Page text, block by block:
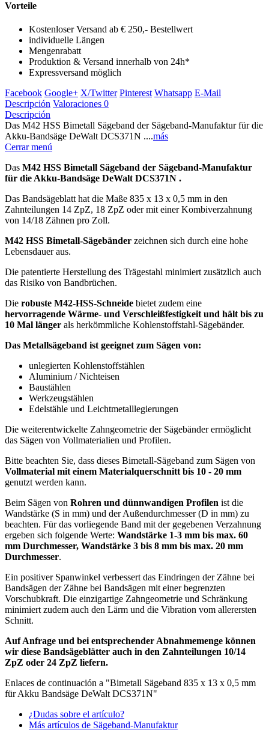
Vorteile
Kostenloser Versand ab € 250,- Bestellwert
individuelle Längen
Mengenrabatt
Produktion & Versand innerhalb von 24h*
Expressversand möglich
Facebook Google+ X/Twitter Pinterest Whatsapp E-Mail
Descripción Valoraciones 0
Descripción
Das M42 HSS Bimetall Sägeband der Sägeband-Manufaktur für die
Akku-Bandsäge DeWalt DCS371N ....más
Cerrar menú
Das M42 HSS Bimetall Sägeband der Sägeband-Manufaktur
für die Akku-Bandsäge DeWalt DCS371N .
Das Bandsägeblatt hat die Maße 835 x 13 x 0,5 mm in den
Zahnteilungen 14 ZpZ, 18 ZpZ oder mit einer Kombiverzahnung
von 14/18 Zähnen pro Zoll.
M42 HSS Bimetall-Sägebänder zeichnen sich durch eine hohe
Lebensdauer aus.
Die patentierte Herstellung des Trägestahl minimiert zusätzlich auch
das Risiko von Bandbrüchen.
Die robuste M42-HSS-Schneide bietet zudem eine
hervorragende Wärme- und Verschleißfestigkeit und hält bis zu
10 Mal länger als herkömmliche Kohlenstoffstahl-Sägebänder.
Das Metallsägeband ist geeignet zum Sägen von:
unlegierten Kohlenstoffstählen
Aluminium / Nichteisen
Baustählen
Werkzeugstählen
Edelstähle und Leichtmetalllegierungen
Die weiterentwickelte Zahngeometrie der Sägebänder ermöglicht
das Sägen von Vollmaterialien und Profilen.
Bitte beachten Sie, dass dieses Bimetall-Sägeband zum Sägen von
Vollmaterial mit einem Materialquerschnitt bis 10 - 20 mm
genutzt werden kann.
Beim Sägen von Rohren und dünnwandigen Profilen ist die
Wandstärke (S in mm) und der Außendurchmesser (D in mm) zu
beachten. Für das vorliegende Band mit der gegebenen Verzahnung
ergeben sich folgende Werte: Wandstärke 1-3 mm bis max. 60
mm Durchmesser, Wandstärke 3 bis 8 mm bis max. 20 mm
Durchmesser.
Ein positiver Spanwinkel verbessert das Eindringen der Zähne bei
Bandsägen der Zähne bei Bandsägen mit einer begrenzten
Vorschubkraft. Die einzigartige Zahngeometrie und Schränkung
minimiert zudem auch den Lärm und die Vibration vom allerersten
Schnitt.
Auf Anfrage und bei entsprechender Abnahmemenge können
wir diese Bandsägeblätter auch in den Zahnteilungen 10/14
ZpZ oder 24 ZpZ liefern.
Enlaces de continuación a "Bimetall Sägeband 835 x 13 x 0,5 mm
für Akku Bandsäge DeWalt DCS371N"
¿Dudas sobre el artículo?
Más artículos de Sägeband-Manufaktur